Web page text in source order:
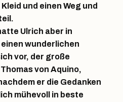
und einen Weg und
Ulrich aber in
wunderlichen
vor, der große
von Aquino,
er die Gedanken
mühevoll in beste